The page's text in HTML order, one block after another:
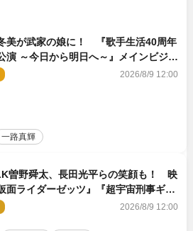
美が武家の娘に！ 『歌手生活40周年
演 ～今日から明日へ～』メインビジュ
開
2026/8/9 12:00
一路真輝
曽野舜太、長田光平らの笑顔も！ 映
面ライダーゼッツ』『超宇宙刑事ギャ
ンフィニティ』オフショット到着
2026/8/9 12:00